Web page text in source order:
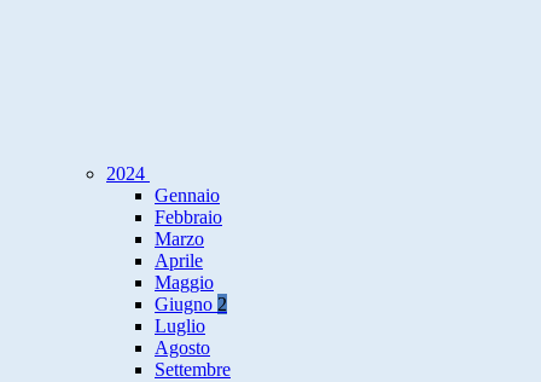
2024
Gennaio
Febbraio
Marzo
Aprile
Maggio
Giugno 2
Luglio
Agosto
Settembre